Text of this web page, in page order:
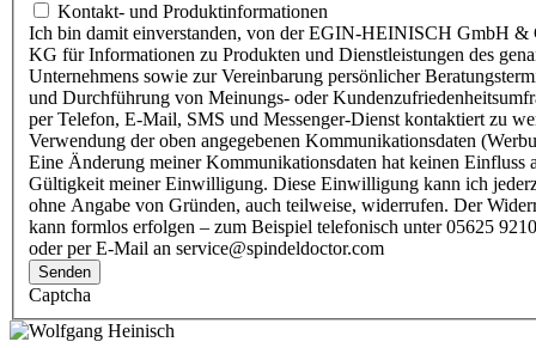
Kontakt- und Produktinformationen
Ich bin damit einverstanden, von der EGIN-HEINISCH GmbH &
KG für Informationen zu Produkten und Dienstleistungen des
Unternehmens sowie zur Vereinbarung persönlicher
und Durchführung von Meinungs- oder
per Telefon, E-Mail, SMS und Messenger-Dienst kontaktiert zu
Verwendung der oben angegebenen Kommunikationsdaten
Eine Änderung meiner Kommunikationsdaten hat keinen Einfluss
Gültigkeit meiner Einwilligung. Diese Einwilligung kann ich
ohne Angabe von Gründen, auch teilweise, widerrufen. Der
kann formlos erfolgen – zum Beispiel telefonisch unter 05625
oder per E-Mail an service@spindeldoctor.com
Senden
Captcha